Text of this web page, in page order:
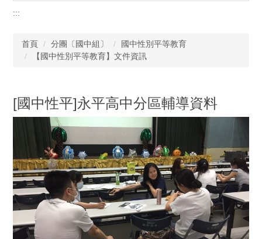
:::
首頁 分團〔國中組〕
國中性別平等教育
【國中性別平等教育】文件資訊
[國中性平]永平高中分區輔導資料